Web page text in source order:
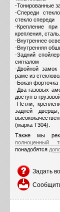
-Тонированные
-Спереди
стекло спереди
-Крепление
крепления,
-Внутреннее
-Внутренняя
-Задний
сигналом
-Двойной
раме из
-Бокая форточка
-Два газовых
доступ в
-Петли,
задней
(марка T304).
Также мы
полноценный
понадобятся
Задать